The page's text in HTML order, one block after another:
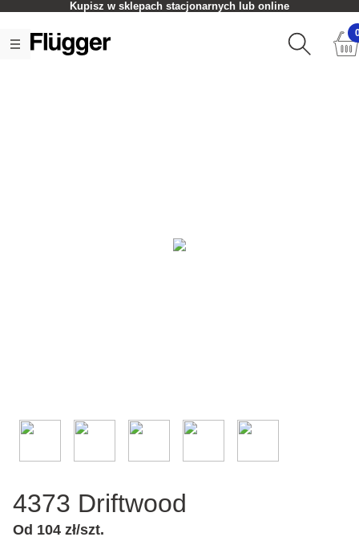
Kupisz w sklepach stacjonarnych lub online
4373 Driftwood
Od 104 zł/szt.